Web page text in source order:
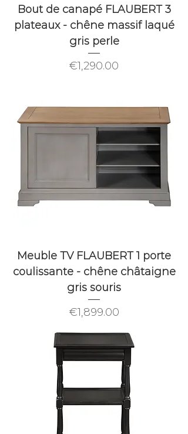
Bout de canapé FLAUBERT 3
plateaux - chêne massif laqué
gris perle
Price
€1,290.00
Meuble TV FLAUBERT 1 porte
coulissante - chêne châtaigne
gris souris
Price
€1,899.00